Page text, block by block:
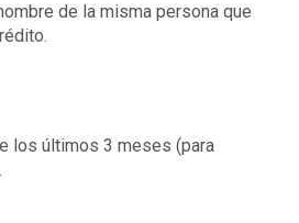
de la misma persona que
los últimos 3 meses (para